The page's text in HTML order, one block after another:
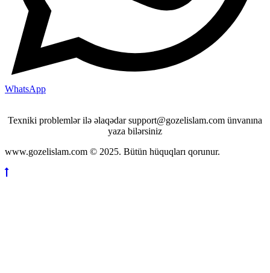
WhatsApp
Texniki problemlər ilə əlaqədar support@gozelislam.com ünvanına
yaza bilərsiniz
www.gozelislam.com © 2025. Bütün hüquqları qorunur.